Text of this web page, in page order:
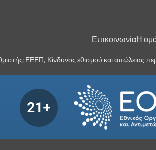
ΕπικοινωνίαΗ
Κίνδυνος εθισμού και απώλειας